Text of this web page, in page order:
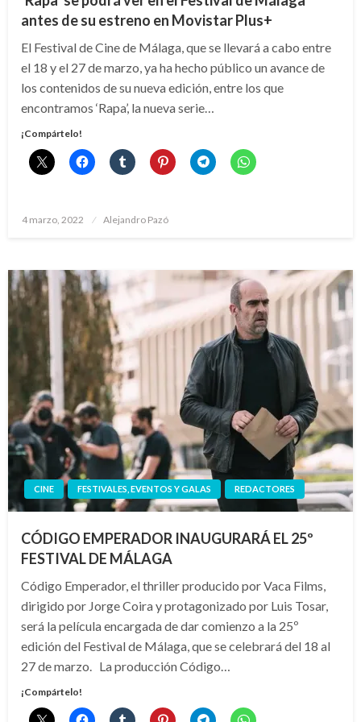
antes de su estreno en Movistar Plus+
El Festival de Cine de Málaga, que se llevará a cabo entre
el 18 y el 27 de marzo, ya ha hecho público un avance de
los contenidos de su nueva edición, entre los que
encontramos ‘Rapa’, la nueva serie…
¡Compártelo!
Publicado
4 marzo, 2022 Alejandro Pazó
CINE FESTIVALES, EVENTOS Y GALAS REDACTORES
CÓDIGO EMPERADOR INAUGURARÁ EL 25º
FESTIVAL DE MÁLAGA
Código Emperador, el thriller producido por Vaca Films,
dirigido por Jorge Coira y protagonizado por Luis Tosar,
será la película encargada de dar comienzo a la 25º
edición del Festival de Málaga, que se celebrará del 18 al
27 de marzo. La producción Código…
¡Compártelo!